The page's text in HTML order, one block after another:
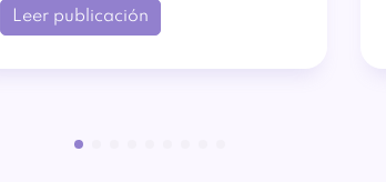
Leer publicación